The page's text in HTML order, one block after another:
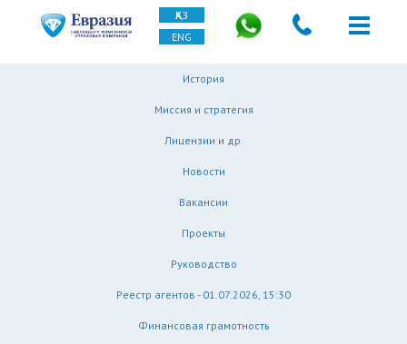
ҚАЗ
ENG
История
Миссия и стратегия
Лицензии и др.
Новости
Вакансии
Проекты
Руководство
Реестр агентов - 01.07.2026, 15:30
Финансовая грамотность